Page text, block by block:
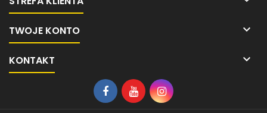
TWOJE KONTO 
KONTAKT 